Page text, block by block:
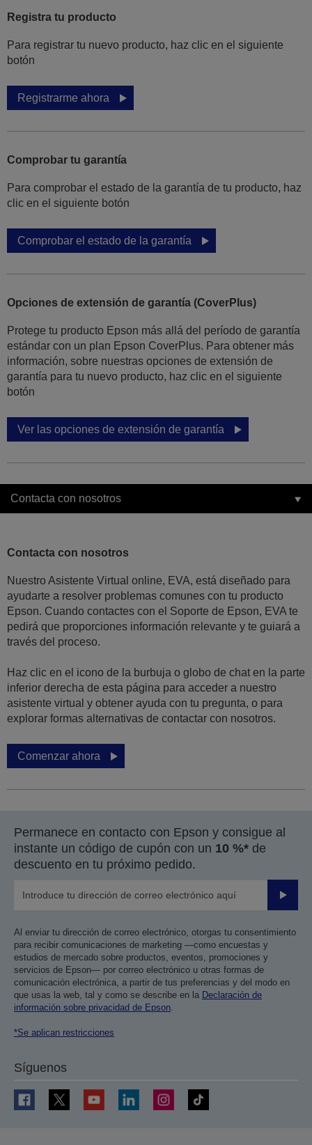
Registra tu producto
Para registrar tu nuevo producto, haz clic en el siguiente
botón
Registrarme ahora
Comprobar tu garantía
Para comprobar el estado de la garantía de tu producto, haz
clic en el siguiente botón
Comprobar el estado de la garantía
Opciones de extensión de garantía (CoverPlus)
Protege tu producto Epson más allá del período de garantía
estándar con un plan Epson CoverPlus. Para obtener más
información, sobre nuestras opciones de extensión de
garantía para tu nuevo producto, haz clic en el siguiente
botón
Ver las opciones de extensión de garantía
Contacta con nosotros
Contacta con nosotros
Nuestro Asistente Virtual online, EVA, está diseñado para
ayudarte a resolver problemas comunes con tu producto
Epson. Cuando contactes con el Soporte de Epson, EVA te
pedirá que proporciones información relevante y te guiará a
través del proceso.
Haz clic en el icono de la burbuja o globo de chat en la parte
inferior derecha de esta página para acceder a nuestro
asistente virtual y obtener ayuda con tu pregunta, o para
explorar formas alternativas de contactar con nosotros.
Comenzar ahora
Permanece en contacto con Epson y consigue al
instante un código de cupón con un 10 %* de
descuento en tu próximo pedido.
Enviar
Al enviar tu dirección de correo electrónico, otorgas tu consentimiento
para recibir comunicaciones de marketing —como encuestas y
estudios de mercado sobre productos, eventos, promociones y
servicios de Epson— por correo electrónico u otras formas de
comunicación electrónica, a partir de tus preferencias y del modo en
que usas la web, tal y como se describe en la Declaración de
información sobre privacidad de Epson.
*Se aplican restricciones
Síguenos